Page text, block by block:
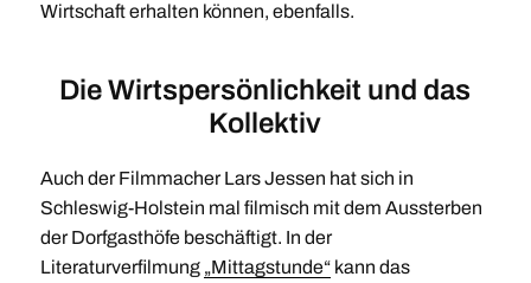
Wirtschaft erhalten können, ebenfalls.
Die Wirtspersönlichkeit und das
Kollektiv
Auch der Filmmacher Lars Jessen hat sich in
Schleswig-Holstein mal filmisch mit dem Aussterben
der Dorfgasthöfe beschäftigt. In der
Literaturverfilmung „Mittagstunde“kann das